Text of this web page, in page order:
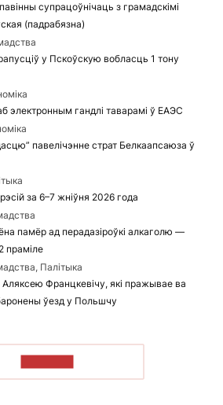
супрацоўнічаць з грамадскімі
(падрабязна)
у Пскоўскую вобласць 1 тону
электронным гандлі таварамі ў ЕАЭС
павелічэнне страт Белкаапсаюза ў
за 6–7 жніўня 2026 года
памёр ад перадазіроўкі алкаголю —
праміле
Палітыка
Францкевічу, які пражывае ва
ўезд у Польшчу